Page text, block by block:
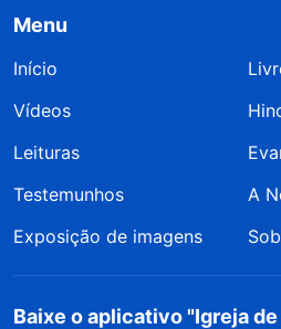
Menu
Início
Vídeos
Leituras
Testemunhos
A
Exposição de imagens
Baixe o aplicativo "Igreja